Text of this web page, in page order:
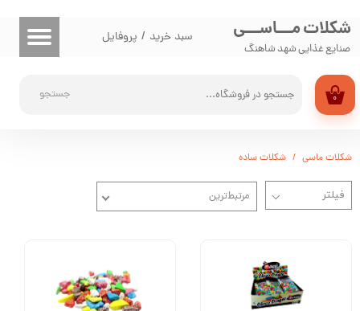
شکلات مـــاســـی
صنایع غذایی شهد شاهنگ
جستجو ۰
سبد خرید / پروفایل
حساب کاربری من
تغییر گذر واژه
سفارشات
خروج از حساب کاربری
شکلات ماسی شکلات ساده
مرتبط‌ترین